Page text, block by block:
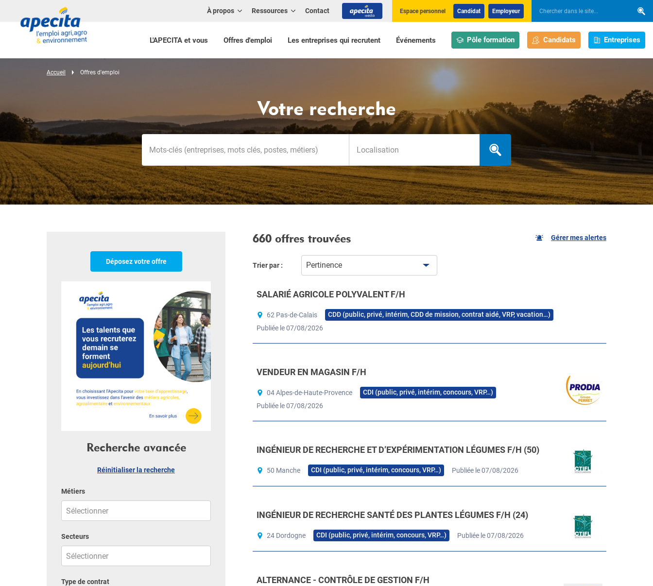
L'APECITA et vous Offres d'emploi Les entreprises qui recrutent Événements Pôle formation Candidats Entreprises
À propos Ressources Contact Espace personnel Candidat Employeur
Accueil Offres d'emploi
Votre recherche
Déposez votre offre
Recherche avancée
Réinitialiser la recherche
Métiers
Secteurs
Type de contrat
660 offres trouvées Gérer mes alertes
Trier par : Pertinence
SALARIÉ AGRICOLE POLYVALENT F/H
62 Pas-de-Calais
CDD (public, privé, intérim, CDD de mission, contrat aidé, VRP, vacation…)
Publiée le 07/08/2026
VENDEUR EN MAGASIN F/H
04 Alpes-de-Haute-Provence
CDI (public, privé, intérim, concours, VRP…)
Publiée le 07/08/2026
INGÉNIEUR DE RECHERCHE ET D’EXPÉRIMENTATION LÉGUMES F/H (50)
50 Manche CDI (public, privé, intérim, concours, VRP…) Publiée le 07/08/2026
INGÉNIEUR DE RECHERCHE SANTÉ DES PLANTES LÉGUMES F/H (24)
24 Dordogne CDI (public, privé, intérim, concours, VRP…) Publiée le 07/08/2026
ALTERNANCE - CONTRÔLE DE GESTION F/H